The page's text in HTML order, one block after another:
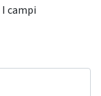
I campi